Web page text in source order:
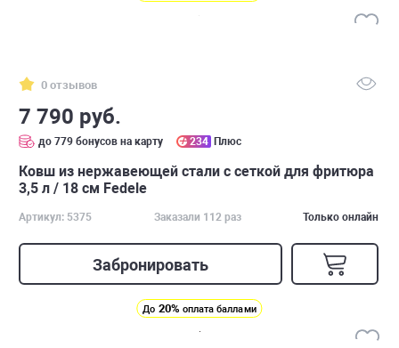
0 отзывов
7 790 руб.
до 779 бонусов на карту 234 Плюс
Ковш из нержавеющей стали с сеткой для фритюра
3,5 л / 18 см Fedele
Артикул: 5375 Заказали 112 раз Только онлайн
Забронировать
До 20% оплата баллами